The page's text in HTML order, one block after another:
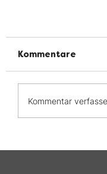
5 Jahre
Kommentare
Kommentar